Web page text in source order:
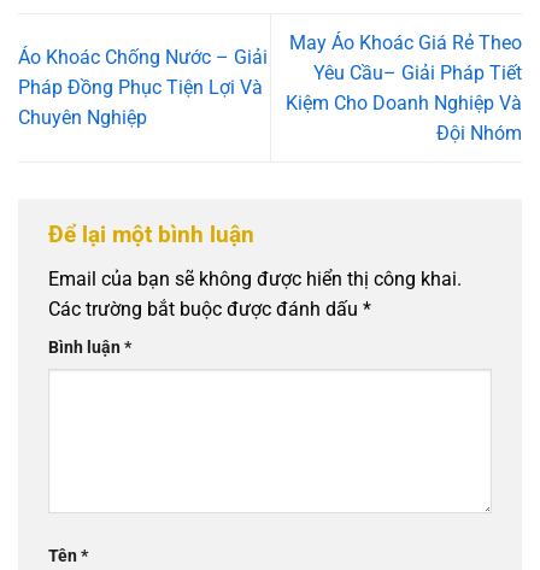
Áo Khoác Chống Nước – Giải
Pháp Đồng Phục Tiện Lợi Và
Chuyên Nghiệp
May Áo Khoác Giá Rẻ Theo
Yêu Cầu– Giải Pháp Tiết
Kiệm Cho Doanh Nghiệp Và
Đội Nhóm
Để lại một bình luận
Email của bạn sẽ không được hiển thị công khai.
Các trường bắt buộc được đánh dấu *
Bình luận*
Tên*